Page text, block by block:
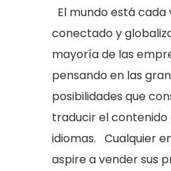
El mundo está cada
conectado y
mayoría de las
pensando en las
posibilidades que
traducir el contenido
idiomas. Cualquier
aspire a vender sus